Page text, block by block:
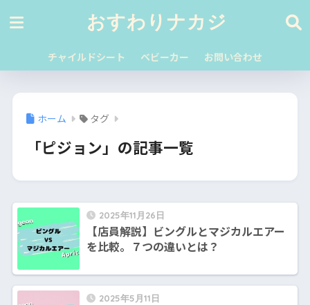
おすわりナカジ
チャイルドシート ベビーカー お問い合わせ
ホーム タグ
「ピジョン」の記事一覧
2025年11月26日
【店員解説】ビングルとマジカルエアー
を比較。７つの違いとは？
2025年5月11日